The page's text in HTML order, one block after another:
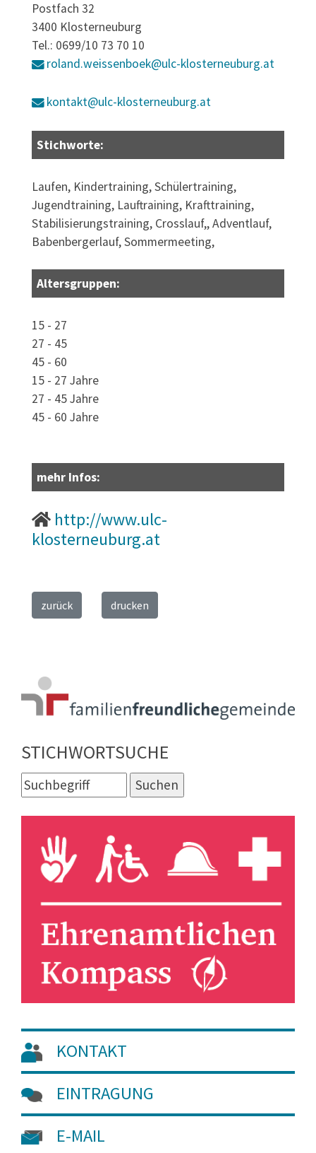
Postfach 32
3400 Klosterneuburg
Tel.: 0699/10 73 70 10
roland.weissenboek@ulc-klosterneuburg.at
kontakt@ulc-klosterneuburg.at
Stichworte:
Laufen, Kindertraining, Schülertraining,
Jugendtraining, Lauftraining, Krafttraining,
Stabilisierungstraining, Crosslauf,, Adventlauf,
Babenbergerlauf, Sommermeeting,
Altersgruppen:
15 - 27
27 - 45
45 - 60
15 - 27 Jahre
27 - 45 Jahre
45 - 60 Jahre
mehr Infos:
http://www.ulc-
klosterneuburg.at
zurück drucken
STICHWORTSUCHE
KONTAKT
EINTRAGUNG
E-MAIL